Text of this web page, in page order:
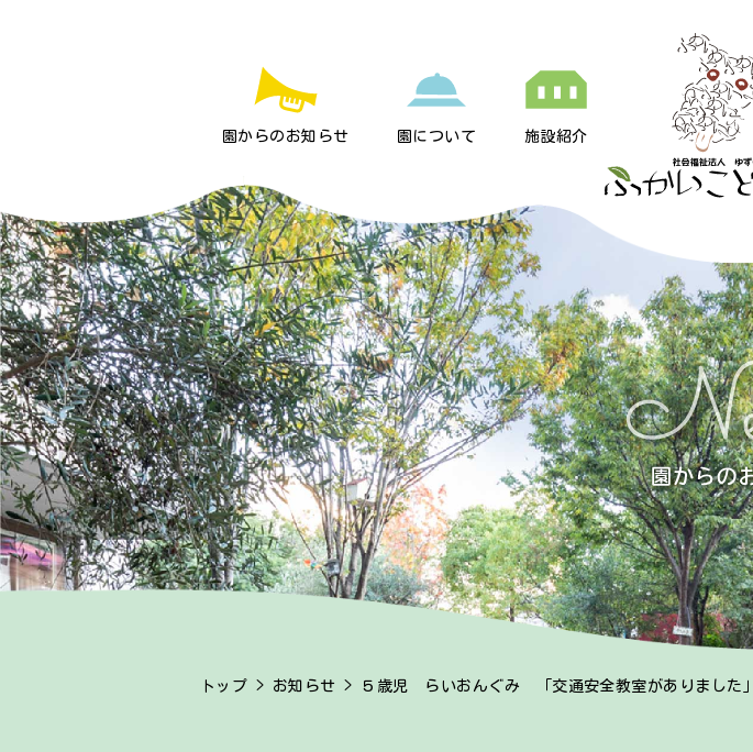
園からのお知らせ 園について 施設紹介
トップ > お知らせ > ５歳児 らいおんぐみ 「交通安全教室がありました」